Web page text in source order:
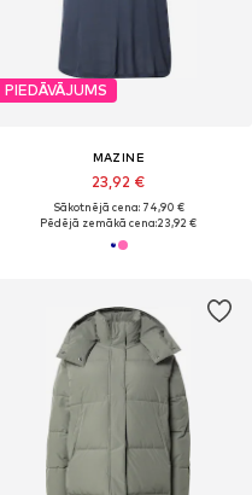
PIEDĀVĀJUMS
MAZINE
23,92 €
Sākotnējā cena: 74,90 €
Pēdējā zemākā cena:23,92 €